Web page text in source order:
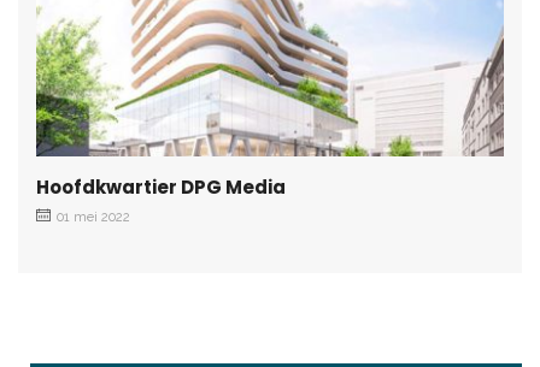
Hoofdkwartier DPG Media
01 mei 2022